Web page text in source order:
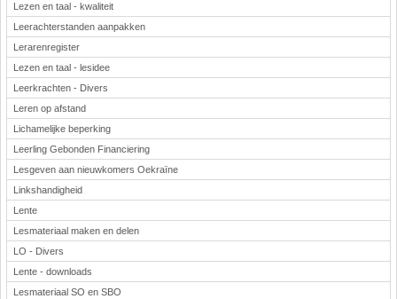
Lezen en taal - kwaliteit
Leerachterstanden aanpakken
Lerarenregister
Lezen en taal - lesidee
Leerkrachten - Divers
Leren op afstand
Lichamelijke beperking
Leerling Gebonden Financiering
Lesgeven aan nieuwkomers Oekraïne
Linkshandigheid
Lente
Lesmateriaal maken en delen
LO - Divers
Lente - downloads
Lesmateriaal SO en SBO